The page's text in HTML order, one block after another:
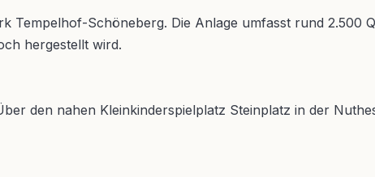
Tempelhof-Schöneberg. Die Anlage umfasst rund 2.500
hergestellt wird.
den nahen Kleinkinderspielplatz Steinplatz in der